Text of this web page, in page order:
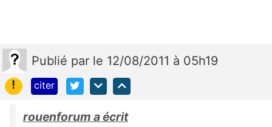
Publié par le 12/08/2011 à 05h19
!
citer
rouenforum a écrit